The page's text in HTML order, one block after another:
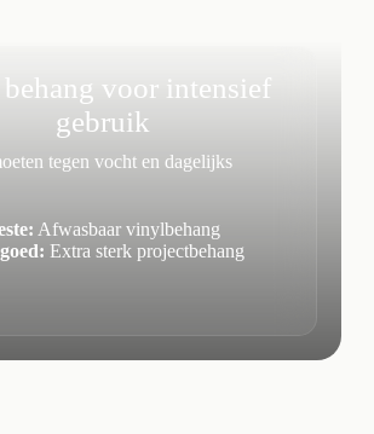
behang voor intensief
gebruik
tegen vocht en dagelijks
Afwasbaar vinylbehang
Extra sterk projectbehang